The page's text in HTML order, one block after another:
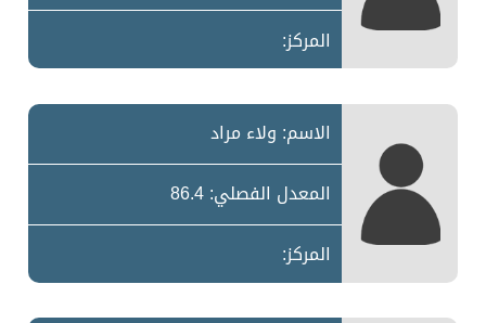
المركز:
الاسم: ولاء مراد
المعدل الفصلي: 86.4
المركز: